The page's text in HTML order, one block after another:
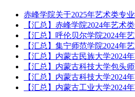
赤峰学院关于2025年艺术类专
【汇总】赤峰学院2024年艺术
【汇总】呼伦贝尔学院2024年
【汇总】集宁师范学院2024年
【汇总】内蒙古民族大学2024
【汇总】内蒙古科技大学包头
【汇总】内蒙古科技大学2024
【汇总】内蒙古工业大学2024